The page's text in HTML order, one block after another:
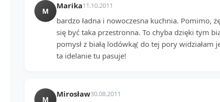
M
Marika11.10.2011
bardzo ładna i nowoczesna kuchnia. Pomimo,
się być taka przestronna. To chyba dzięki tym
pomysł z białą lodówką( do tej pory
ta idelanie tu pasuje!
M
Mirosław30.08.2011